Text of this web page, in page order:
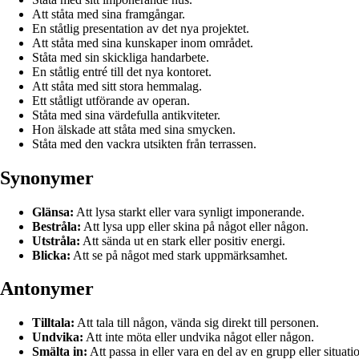
Att ståta med sina framgångar.
En ståtlig presentation av det nya projektet.
Att ståta med sina kunskaper inom området.
Ståta med sin skickliga handarbete.
En ståtlig entré till det nya kontoret.
Att ståta med sitt stora hemmalag.
Ett ståtligt utförande av operan.
Ståta med sina värdefulla antikviteter.
Hon älskade att ståta med sina smycken.
Ståta med den vackra utsikten från terrassen.
Synonymer
Glänsa: Att lysa starkt eller vara synligt imponerande.
Bestråla: Att lysa upp eller skina på något eller någon.
Utstråla: Att sända ut en stark eller positiv energi.
Blicka: Att se på något med stark uppmärksamhet.
Antonymer
Tilltala: Att tala till någon, vända sig direkt till personen.
Undvika: Att inte möta eller undvika något eller någon.
Smälta in: Att passa in eller vara en del av en grupp eller